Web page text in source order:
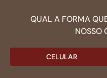
QUAL A FORMA
NOSSO
CELULAR